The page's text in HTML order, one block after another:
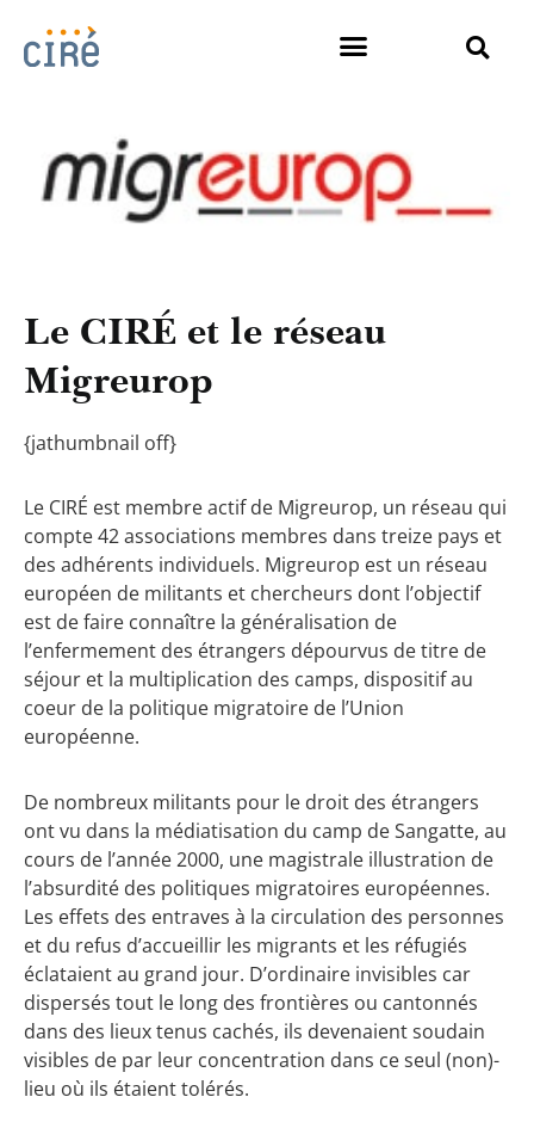
Le CIRÉ et le réseau
Migreurop
{jathumbnail off}
Le CIRÉ est membre actif de Migreurop, un réseau qui
compte 42 associations membres dans treize pays et
des adhérents individuels. Migreurop est un réseau
européen de militants et chercheurs dont l’objectif
est de faire connaître la généralisation de
l’enfermement des étrangers dépourvus de titre de
séjour et la multiplication des camps, dispositif au
coeur de la politique migratoire de l’Union
européenne.
De nombreux militants pour le droit des étrangers
ont vu dans la médiatisation du camp de Sangatte, au
cours de l’année 2000, une magistrale illustration de
l’absurdité des politiques migratoires européennes.
Les effets des entraves à la circulation des personnes
et du refus d’accueillir les migrants et les réfugiés
éclataient au grand jour. D’ordinaire invisibles car
dispersés tout le long des frontières ou cantonnés
dans des lieux tenus cachés, ils devenaient soudain
visibles de par leur concentration dans ce seul (non)-
lieu où ils étaient tolérés.